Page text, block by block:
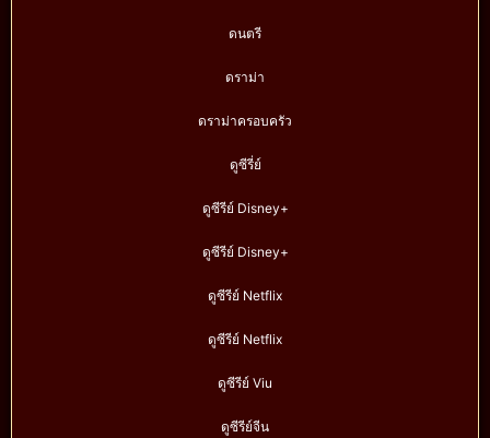
ดนตรี
ดราม่า
ดราม่าครอบครัว
ดูซีรี่ย์
ดูซีรีย์ Disney+
ดูซีรีย์ Disney+
ดูซีรีย์ Netflix
ดูซีรีย์ Netflix
ดูซีรีย์ Viu
ดูซีรีย์จีน